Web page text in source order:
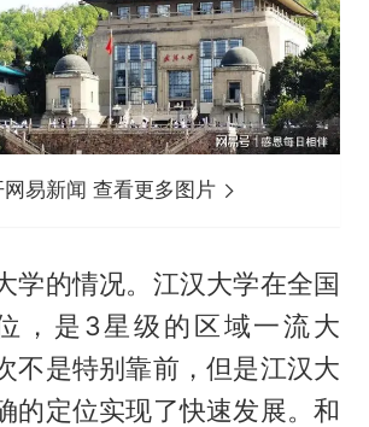
网易新闻 查看更多图片
学的情况。江汉大学在全国
，是3星级的区域一流大
不是特别靠前，但是江汉大
的定位实现了快速发展。和